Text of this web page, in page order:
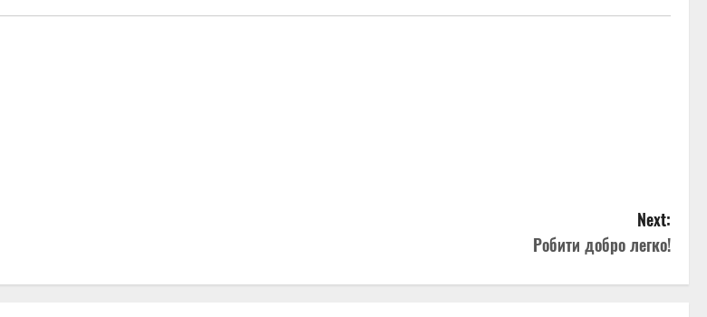
Next:
Робити добро легко!